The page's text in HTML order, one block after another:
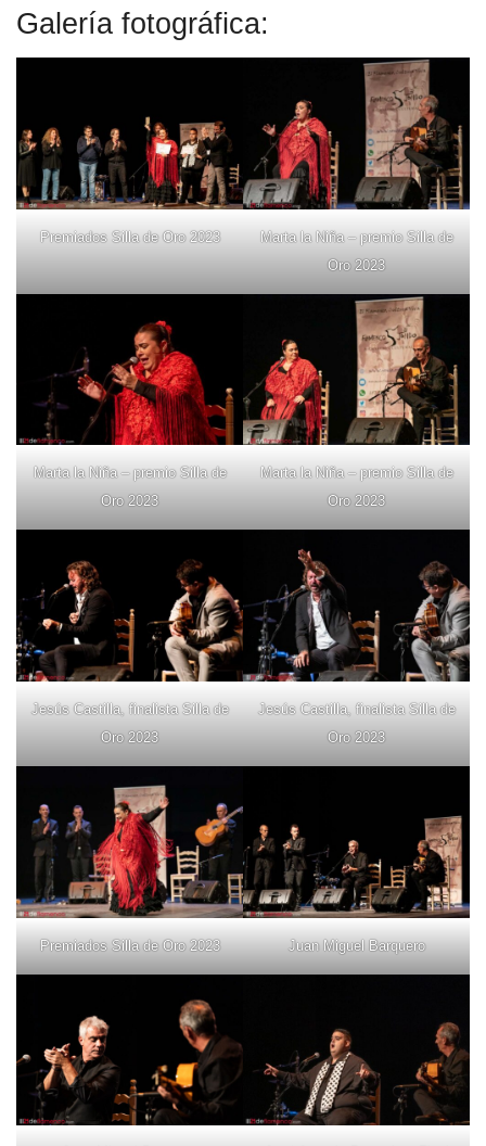
Galería fotográfica:
Premiados Silla de Oro 2023
Marta la Niña – premio Silla de
Oro 2023
Marta la Niña – premio Silla de
Oro 2023
Marta la Niña – premio Silla de
Oro 2023
Jesús Castilla, finalista Silla de
Oro 2023
Jesús Castilla, finalista Silla de
Oro 2023
Premiados Silla de Oro 2023 Juan Miguel Barquero